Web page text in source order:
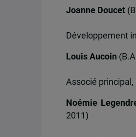
Joanne Doucet
Développement
Louis Aucoin
Associé
Noémie
2011)